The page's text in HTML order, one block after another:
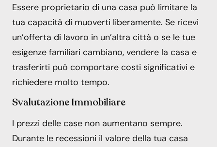
Essere proprietario di una casa può limitare la
tua capacità di muoverti liberamente. Se ricevi
un’offerta di lavoro in un’altra città o se le tue
esigenze familiari cambiano, vendere la casa e
trasferirti può comportare costi significativi e
richiedere molto tempo.
Svalutazione Immobiliare
I prezzi delle case non aumentano sempre.
Durante le recessioni il valore della tua casa